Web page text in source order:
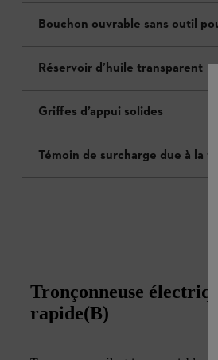
Bouchon ouvrable sans outil
Réservoir d’huile transparent
Griffes d’appui solides
Témoin de surcharge due à la
Tronçonneuse
rapide(B)